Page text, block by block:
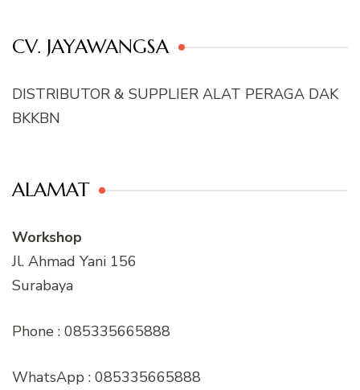
CV. JAYAWANGSA
DISTRIBUTOR & SUPPLIER ALAT PERAGA DAK
BKKBN
ALAMAT
Workshop
Jl. Ahmad Yani 156
Surabaya
Phone : 085335665888
WhatsApp : 085335665888